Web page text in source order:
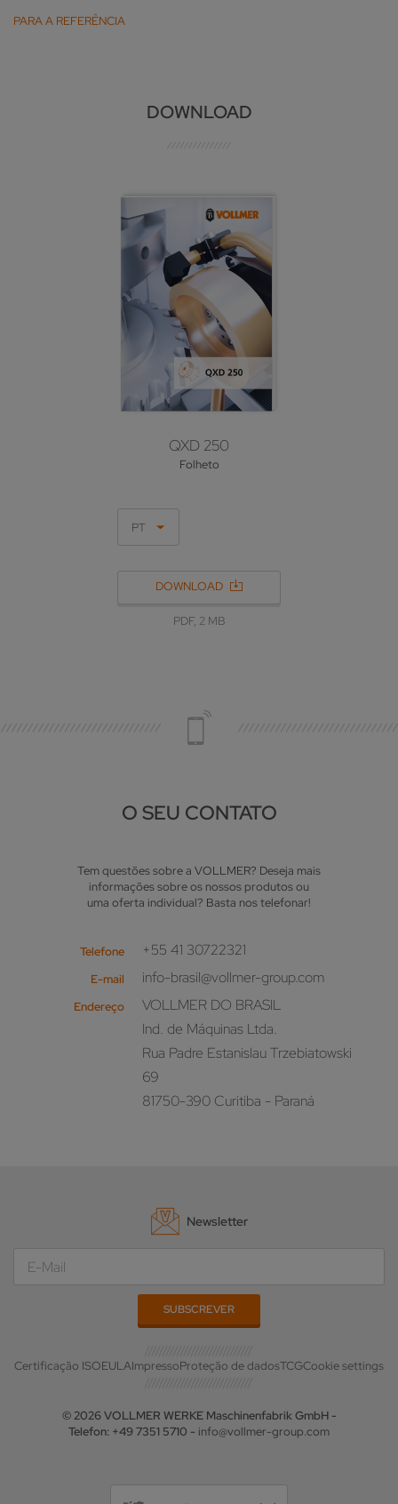
PARA A REFERÊNCIA
DOWNLOAD
QXD 250
Folheto
PT
DOWNLOAD
PDF, 2 MB
O SEU CONTATO
Tem questões sobre a VOLLMER? Deseja mais
informações sobre os nossos produtos ou
uma oferta individual? Basta nos telefonar!
Telefone +55 41 30722321
E-mail info-brasil@vollmer-group.com
Endereço
VOLLMER DO BRASIL
Ind. de Máquinas Ltda.
Rua Padre Estanislau Trzebiatowski
69
81750-390 Curitiba - Paraná
Newsletter
Certificação ISOEULAImpressoProteção de dadosTCGCookie settings
© 2026 VOLLMER WERKE Maschinenfabrik GmbH -
Telefon: +49 7351 5710 - info@vollmer-group.com